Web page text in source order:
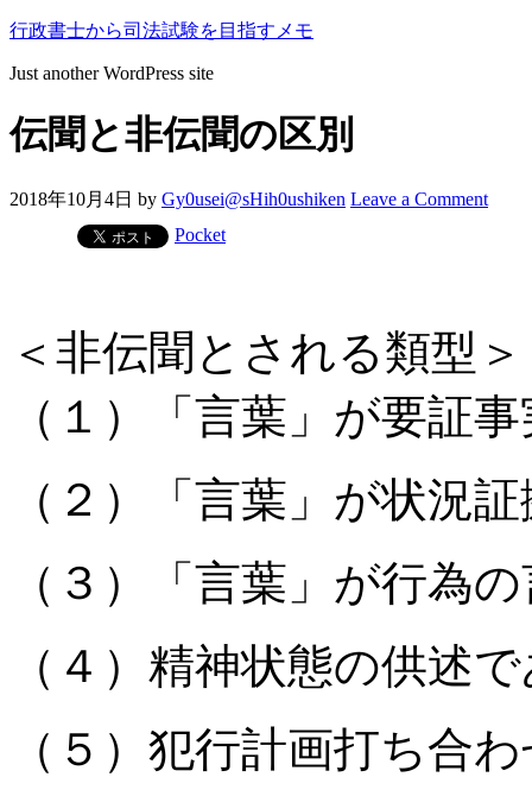
行政書士から司法試験を目指すメモ
Just another WordPress site
伝聞と非伝聞の区別
2018年10月4日 by Gy0usei@sHih0ushiken Leave a Comment
Pocket
＜非伝聞とされる類型＞
（１）「言葉」が要証
（２）「言葉」が状況
（３）「言葉」が行為
（４）精神状態の供述
（５）犯行計画打ち合